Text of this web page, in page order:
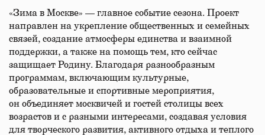
«Зима в Москве» — главное событие сезона. Проект
направлен на укрепление общественных и семейных
связей, создание атмосферы единства и взаимной
поддержки, а также на помощь тем, кто сейчас
защищает Родину. Благодаря разнообразным
программам, включающим культурные,
образовательные и спортивные мероприятия,
он объединяет москвичей и гостей столицы всех
возрастов и с разными интересами, создавая условия
для творческого развития, активного отдыха и теплого